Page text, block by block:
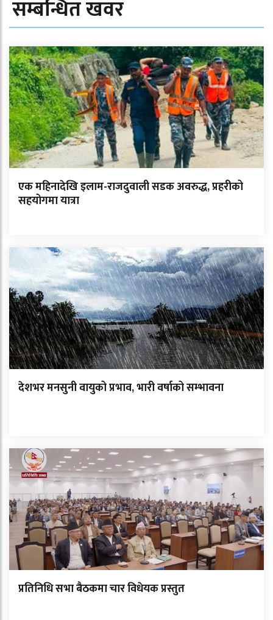
सम्बन्धित खवर
एक महिनादेखि इलाम-राजदुवाली सडक अवरुद्ध, प्रहरीको
सहयोगमा यात्रा
देशभर मनसुनी वायुको प्रभाव, भारी वर्षाको सम्भावना
प्रतिनिधि सभा बैठकमा चार विधेयक प्रस्तुत